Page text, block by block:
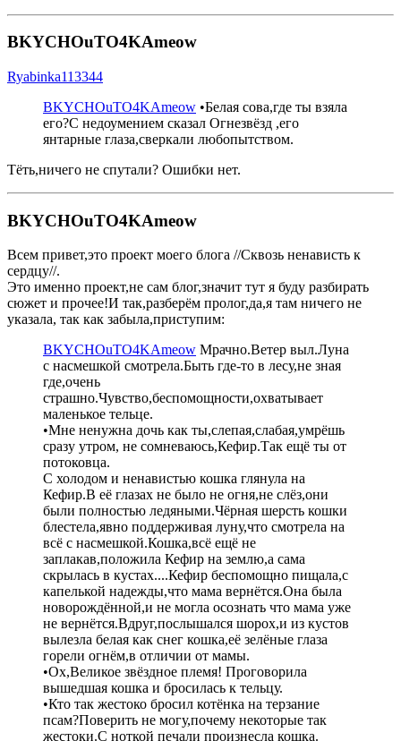
BKYCHOuTO4KAmeow
Ryabinka113344
BKYCHOuTO4KAmeow •Белая сова,где ты взяла
его?С недоумением сказал Огнезвёзд ,его
янтарные глаза,сверкали любопытством.
Тёть,ничего не спутали? Ошибки нет.
BKYCHOuTO4KAmeow
Всем привет,это проект моего блога //Сквозь ненависть к
сердцу//.
Это именно проект,не сам блог,значит тут я буду разбирать
сюжет и прочее!И так,разберём пролог,да,я там ничего не
указала, так как забыла,приступим:
BKYCHOuTO4KAmeow Мрачно.Ветер выл.Луна
с насмешкой смотрела.Быть где-то в лесу,не зная
где,очень
страшно.Чувство,беспомощности,охватывает
маленькое тельце.
•Мне ненужна дочь как ты,слепая,слабая,умрёшь
сразу утром, не сомневаюсь,Кефир.Так ещё ты от
потоковца.
С холодом и ненавистью кошка глянула на
Кефир.В её глазах не было не огня,не слёз,они
были полностью ледяными.Чёрная шерсть кошки
блестела,явно поддерживая луну,что смотрела на
всё с насмешкой.Кошка,всё ещё не
заплакав,положила Кефир на землю,а сама
скрылась в кустах....Кефир беспомощно пищала,с
капелькой надежды,что мама вернётся.Она была
новорождённой,и не могла осознать что мама уже
не вернётся.Вдруг,послышался шорох,и из кустов
вылезла белая как снег кошка,её зелёные глаза
горели огнём,в отличии от мамы.
•Ох,Великое звёздное племя! Проговорила
вышедшая кошка и бросилась к тельцу.
•Кто так жестоко бросил котёнка на терзание
псам?Поверить не могу,почему некоторые так
жестоки.С ноткой печали произнесла кошка.